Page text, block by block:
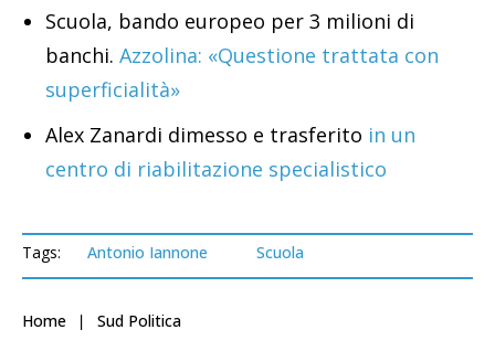
Scuola, bando europeo per 3 milioni di
banchi. Azzolina: «Questione trattata con
superficialità»
Alex Zanardi dimesso e trasferito in un
centro di riabilitazione specialistico
Tags: Antonio Iannone Scuola
Home Sud Politica